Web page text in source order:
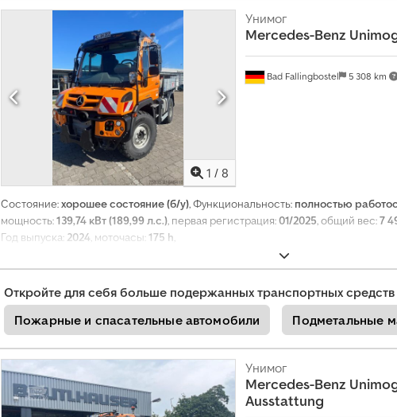
н
е
1 / 8
Bad Fallingbostel 5 308 km
Унимог
Mercedes-Benz
Состояние:хорошее состояние (б/у), Функциональность: полностью
мощность:139,74 кВт (189,99 л.с.), первая регистрация:01/2025, общий вес:7
Год выпуска: 2024, моточасы:175 h,
Откройте для себя больше подержанных транспортных средств
Пожарные и спасательные автомобили
Подметальные
Унимог
Mercedes-Benz
Ausstattung